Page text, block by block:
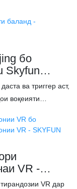
бо
Skyfun
ва триггер аст,
воқеияти
одатан
ки ба
нишонгирӣ
воқеият
ҷаҳони
VR -
VR - VR дар